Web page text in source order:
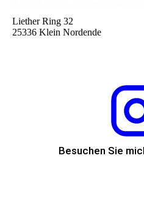
Liether Ring 32
25336 Klein Nordende
Besuchen Sie